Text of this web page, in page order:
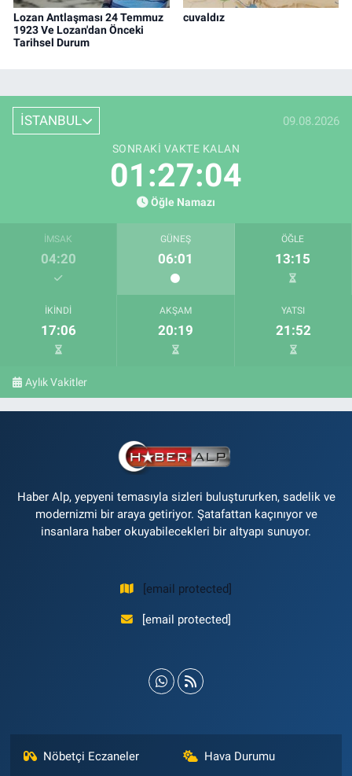
Lozan Antlaşması 24 Temmuz
1923 Ve Lozan'dan Önceki
Tarihsel Durum
cuvaldız
İSTANBUL 09.08.2026
SONRAKI VAKTE KALAN
01:27:03
Öğle Namazı
İMSAK
04:20
GÜNEŞ
06:01
ÖĞLE
13:15
İKINDI
17:06
AKŞAM
20:19
YATSI
21:52
Aylık Vakitler
Haber Alp, yepyeni temasıyla sizleri buluştururken, sadelik ve
modernizmi bir araya getiriyor. Şatafattan kaçınıyor ve
insanlara haber okuyabilecekleri bir altyapı sunuyor.
[email protected]
[email protected]
Nöbetçi Eczaneler Hava Durumu